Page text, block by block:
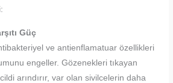
Güç
ve antienflamatuar özellikleri
engeller. Gözenekleri tıkayan
arındırır, var olan sivilcelerin daha